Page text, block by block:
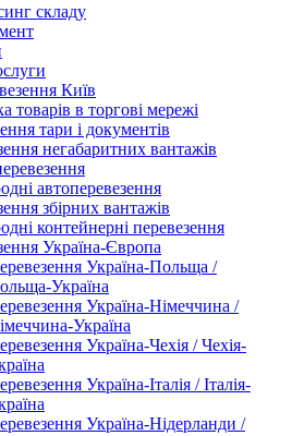
складу
Київ
товарів в торгові мережі
тари і документів
негабаритних вантажів
автоперевезення
збірних вантажів
контейнерні перевезення
Україна-Європа
Україна-Польща /
Україна
Україна-Німеччина /
Україна
Україна-Чехія / Чехія-
Україна-Італія / Італія-
Україна-Нідерланди /